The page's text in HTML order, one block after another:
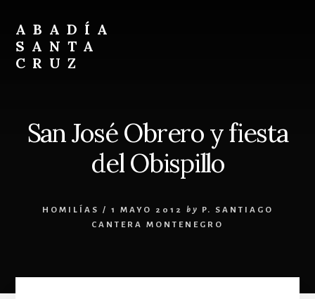
content
footer
ABADÍA
SANTA
CRUZ
San José Obrero y fiesta
del Obispillo
HOMILÍAS / 1 MAYO 2012 by
P. SANTIAGO
CANTERA MONTENEGRO